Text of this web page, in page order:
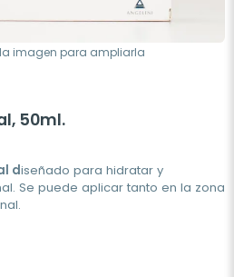
imagen para ampliarla
50ml.
diseñado para hidratar y
Se puede aplicar tanto en la zona